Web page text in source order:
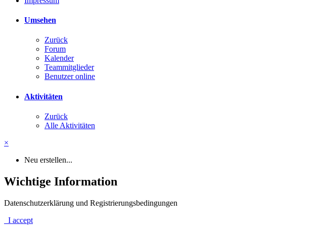
Umsehen
Zurück
Forum
Kalender
Teammitglieder
Benutzer online
Aktivitäten
Zurück
Alle Aktivitäten
×
Neu erstellen...
Wichtige Information
Datenschutzerklärung und Registrierungsbedingungen
I accept